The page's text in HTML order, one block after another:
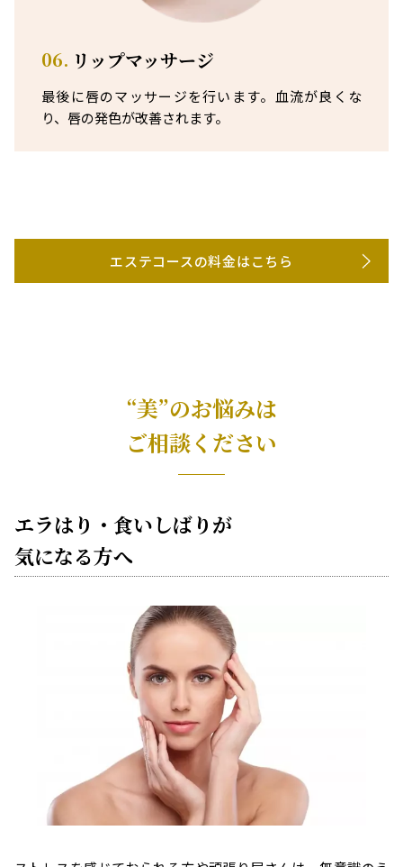
06. リップマッサージ
最後に唇のマッサージを行います。血流が良くな
り、唇の発色が改善されます。
エステコースの料金はこちら
“美”のお悩みは
ご相談ください
エラはり・食いしばりが
気になる方へ